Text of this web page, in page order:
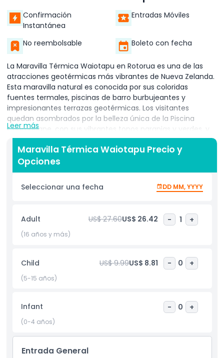
Confirmación
Instantánea
Entradas Móviles
No reembolsable Boleto con fecha
La Maravilla Térmica Waiotapu en Rotorua es una de las
atracciones geotérmicas más vibrantes de Nueva Zelanda.
Esta maravilla natural es conocida por sus coloridas
fuentes termales, piscinas de barro burbujeantes y
impresionantes terrazas geotérmicas. Los visitantes
quedan asombrados por la belleza única de la Piscina
Champagne, con sus vibrantes tonos naranjas y verdes, y
el Géiser Lady Knox, que entra en erupción diariamente en
un espectáculo espectacular.
La zona es un paraíso geotérmico, con cráteres
mundo que muestran el poder de la naturaleza. La Maravilla
cualquiera que explore Rotorua, ofreciendo una mezcla de
ciencia, naturaleza y belleza. Es un lugar perfecto para
fotógrafos, familias y buscadores de aventura que quieran
detallada sobre la actividad geotérmica, la Maravilla
Térmica Waiotapu promete una experiencia fascinante e
inolvidable.
Aspectos Destacados
Inclusiones
Leer más
Maravilla Térmica Waiotapu Precio y
Opciones
Seleccionar una fecha DD MM, YYYY
Adult US$ 27.60US$ 26.42 - 1 +
(16 años y más)
Child US$ 9.99US$ 8.81 - 0 +
(5-15 años)
Infant - 0 +
(0-4 años)
Entrada General